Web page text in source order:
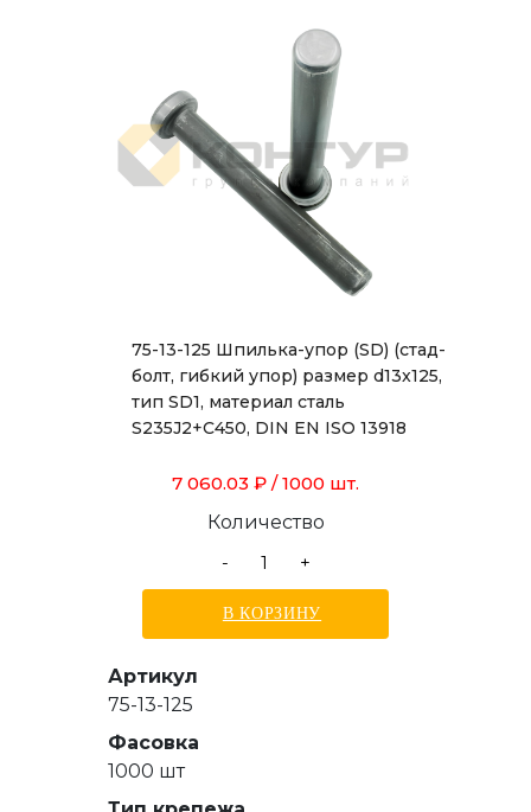
75-13-125 Шпилька-упор (SD) (стад-
болт, гибкий упор) размер d13x125,
тип SD1, материал сталь
S235J2+C450, DIN EN ISO 13918
7 060.03 ₽ / 1000 шт.
Количество
-
+
В КОРЗИНУ
Артикул
75-13-125
Фасовка
1000 шт